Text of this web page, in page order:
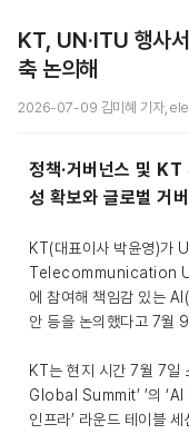
KT, UN·ITU 행사
축 논의해
2026-07-09 김미혜 기자,
정책·거버넌스 및
성 확보와 글로벌 거
KT(대표이사 박윤영)
Telecommunication
에 참여해 책임감 있는
안 등을 논의했다고 7월
KT는 현지 시간 7월 7일
Global Summit’ ’의
인프라’ 라운드 테이블